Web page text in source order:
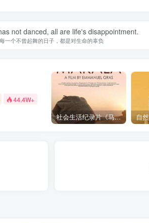
not danced, all are life's disappointment.
每一个不曾起舞的日子，都是对生命的辜负
44.4W+
社会生活纪录片《马加拉 Makala》下载